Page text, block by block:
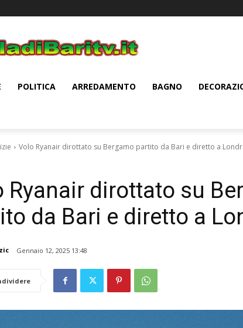
POLITICA ARREDAMENTO BAGNO
Volo Ryanair dirottato su Bergamo partito da Bari e diretto a
Ryanair dirottato su
da Bari e diretto a
Gennaio 12, 2025 13:48